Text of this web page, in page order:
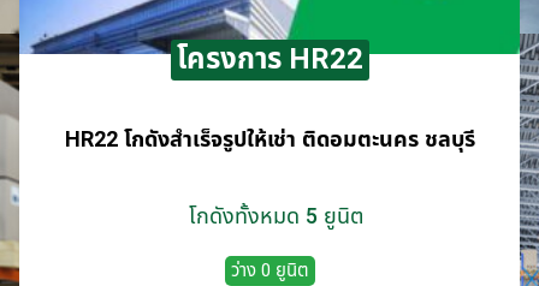
โครงการ HR22
HR22 โกดังสำเร็จรูปให้เช่า ติดอมตะนคร ชลบุรี
โกดังทั้งหมด 5 ยูนิต
ว่าง 0 ยูนิต